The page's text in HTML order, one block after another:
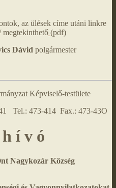
az ülések címe utáni linkre
megtekinthető (pdf)
Dávid polgármester
Képviselő-testülete
Tel.: 473-414 Fax.: 473-43O
í v ó
Nagykozár Község